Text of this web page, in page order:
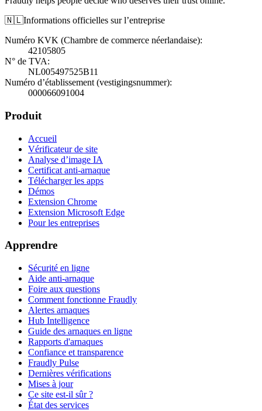
🇳🇱Informations officielles sur l’entreprise
Numéro KVK (Chambre de commerce néerlandaise):
42105805
N° de TVA:
NL005497525B11
Numéro d’établissement (vestigingsnummer):
000066091004
Produit
Accueil
Vérificateur de site
Analyse d’image IA
Certificat anti-arnaque
Télécharger les apps
Démos
Extension Chrome
Extension Microsoft Edge
Pour les entreprises
Apprendre
Sécurité en ligne
Aide anti-arnaque
Foire aux questions
Comment fonctionne Fraudly
Alertes arnaques
Hub Intelligence
Guide des arnaques en ligne
Rapports d'arnaques
Confiance et transparence
Fraudly Pulse
Dernières vérifications
Mises à jour
Ce site est-il sûr ?
État des services